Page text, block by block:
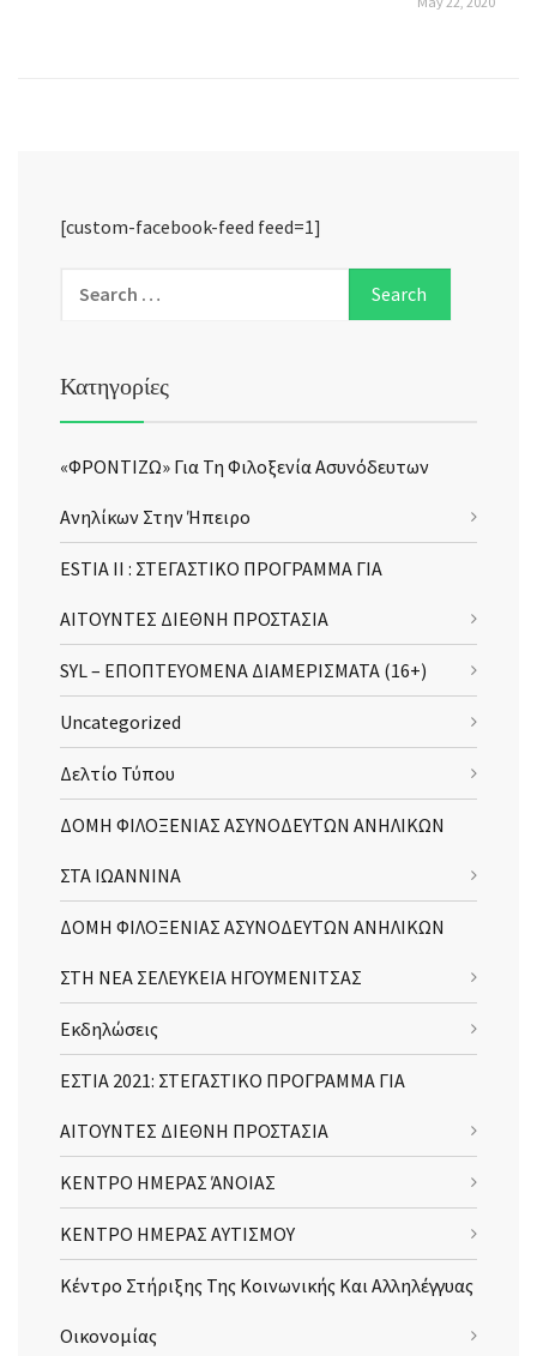
[custom-facebook-feed feed=1]
Κατηγορίες
«ΦΡΟΝΤΙΖΩ» Για Τη Φιλοξενία Ασυνόδευτων
Ανηλίκων Στην Ήπειρο
ESTIA II : ΣΤΕΓΑΣΤΙΚΟ ΠΡΟΓΡΑΜΜΑ ΓΙΑ
ΑΙΤΟΥΝΤΕΣ ΔΙΕΘΝΗ ΠΡΟΣΤΑΣΙΑ
SYL – ΕΠΟΠΤΕΥΟΜΕΝΑ ΔΙΑΜΕΡΙΣΜΑΤΑ (16+)
Uncategorized
Δελτίο Τύπου
ΔΟΜΗ ΦΙΛΟΞΕΝΙΑΣ ΑΣΥΝΟΔΕΥΤΩΝ ΑΝΗΛΙΚΩΝ
ΣΤΑ ΙΩΑΝΝΙΝΑ
ΔΟΜΗ ΦΙΛΟΞΕΝΙΑΣ ΑΣΥΝΟΔΕΥΤΩΝ ΑΝΗΛΙΚΩΝ
ΣΤΗ ΝΕΑ ΣΕΛΕΥΚΕΙΑ ΗΓΟΥΜΕΝΙΤΣΑΣ
Εκδηλώσεις
ΕΣΤΙΑ 2021: ΣΤΕΓΑΣΤΙΚΟ ΠΡΟΓΡΑΜΜΑ ΓΙΑ
ΑΙΤΟΥΝΤΕΣ ΔΙΕΘΝΗ ΠΡΟΣΤΑΣΙΑ
ΚΕΝΤΡΟ ΗΜΕΡΑΣ ΆΝΟΙΑΣ
ΚΕΝΤΡΟ ΗΜΕΡΑΣ ΑΥΤΙΣΜΟΥ
Κέντρο Στήριξης Της Κοινωνικής Και Αλληλέγγυας
Οικονομίας